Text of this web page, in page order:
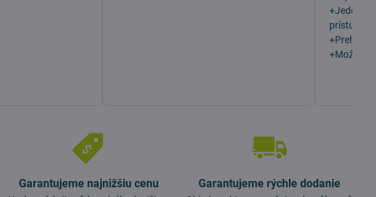
+Jeden z
prístupu
+Možno
Garantujeme najnižšiu cenu Garantujeme rýchle dodanie